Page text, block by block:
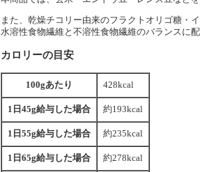
また、乾燥チコリー由来のフラクトオリゴ糖・
水溶性食物繊維と不溶性食物繊維のバランスに
カロリーの目安
100gあたり 428kcal
1日45g給与した場合 約193kcal
1日55g給与した場合 約235kcal
1日65g給与した場合 約278kcal